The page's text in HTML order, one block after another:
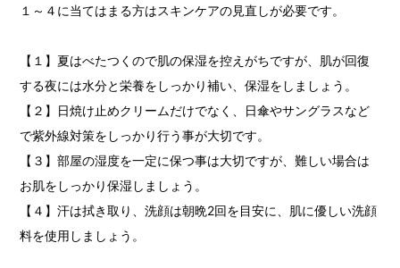
１～４に当てはまる方はスキンケアの見直しが必要です。
【１】夏はべたつくので肌の保湿を控えがちですが、肌が回復
する夜には水分と栄養をしっかり補い、保湿をしましょう。
【２】日焼け止めクリームだけでなく、日傘やサングラスなど
で紫外線対策をしっかり行う事が大切です。
【３】部屋の湿度を一定に保つ事は大切ですが、難しい場合は
お肌をしっかり保湿しましょう。
【４】汗は拭き取り、洗顔は朝晩2回を目安に、肌に優しい洗顔
料を使用しましょう。